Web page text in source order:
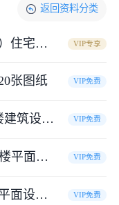
返回 资料分类
某地4层混合结构（预制楼板）住宅楼施工图 VIP专享
张图纸 VIP免费
1500平米七层混合结构住宅楼建筑设计CAD图纸（1层2户） VIP免费
1500平米7+1层混合结构住宅楼平面设计CAD图纸（1层2户） VIP免费
1200平米7层混合结构住宅楼平面设计CAD图纸（1层2户） VIP免费